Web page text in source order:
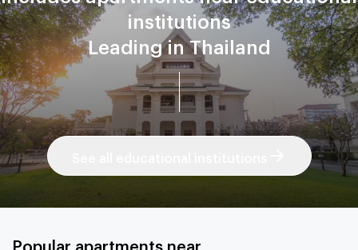
institutions
Leading in Thailand
Popular apartments near